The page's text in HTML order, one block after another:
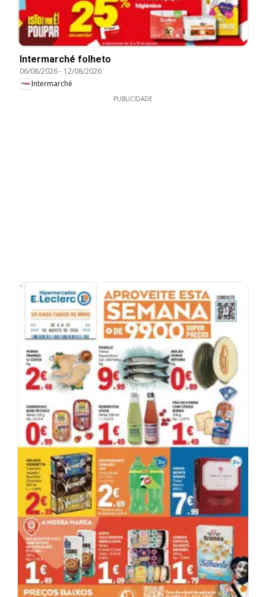
Intermarché folheto
06/08/2026- 12/08/2026
Intermarché
PUBLICIDADE